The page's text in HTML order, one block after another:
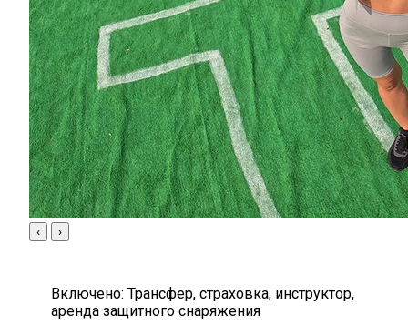
‹ ›
Включено: Трансфер, страховка, инструктор,
аренда защитного снаряжения